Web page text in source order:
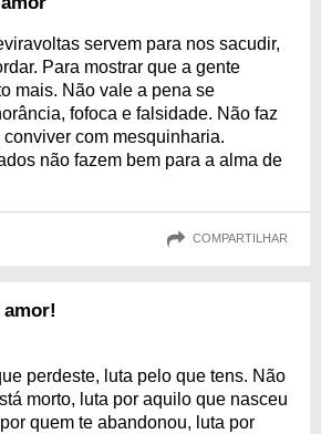
servem para nos sacudir,
Para mostrar que a gente
mais. Não vale a pena se
fofoca e falsidade. Não faz
com mesquinharia.
não fazem bem para a alma de
COMPARTILHAR
perdeste, luta pelo que tens. Não
morto, luta por aquilo que nasceu
quem te abandonou, luta por